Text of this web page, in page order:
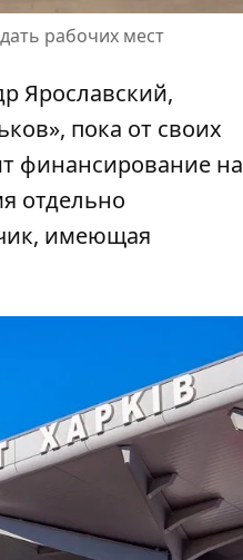
рабочих мест
Ярославский,
пока от своих
финансирование на
отдельно
имеющая